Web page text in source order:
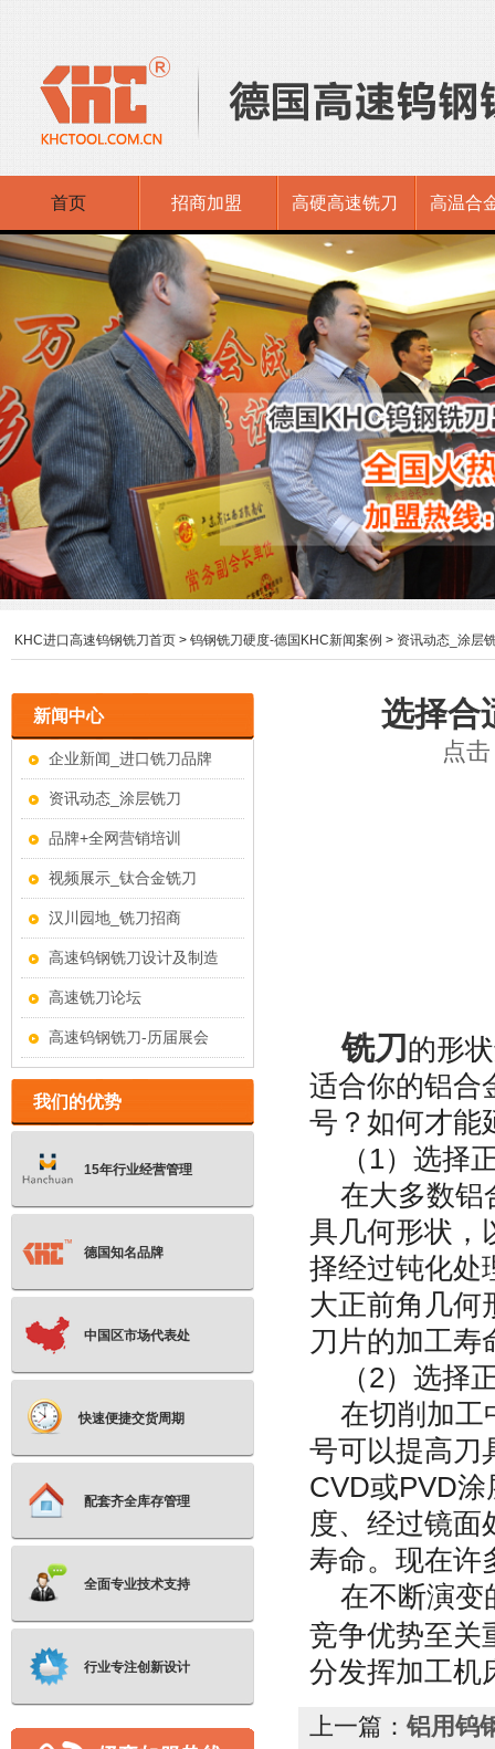
首页 招商加盟 高硬高速铣刀 高温合
KHC进口高速钨钢铣刀首页 > 钨钢铣刀硬度-德国KHC新闻案例 > 资讯动态_涂层
选择合
点
铣刀 的形
适合你的铝合
号？如何才能
（1）选择
在大多数铝
具几何形状，
择经过钝化处
大正前角几何
刀片的加工寿
（2）选择
在切削加工
号可以提高刀
CVD或PVD
度、经过镜面
寿命。现在许
在不断演变
竞争优势至关
分发挥加工机
上一篇：铝用钨
新闻中心
企业新闻_进口铣刀品牌
资讯动态_涂层铣刀
品牌+全网营销培训
视频展示_钛合金铣刀
汉川园地_铣刀招商
高速钨钢铣刀设计及制造
高速铣刀论坛
高速钨钢铣刀-历届展会
我们的优势
15年行业经营管理
德国知名品牌
中国区市场代表处
快速便捷交货周期
配套齐全库存管理
全面专业技术支持
行业专注创新设计